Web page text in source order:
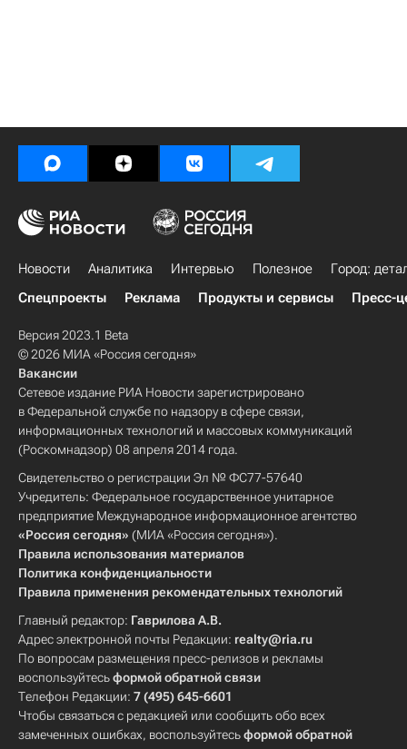
Новости Аналитика Интервью Полезное
Город:
Спецпроекты
Реклама Продукты и сервисы Пресс-
Версия 2023.1 Beta
© 2026 МИА «Россия сегодня»
Вакансии
Сетевое издание РИА Новости зарегистрировано
в Федеральной службе по надзору в сфере связи,
информационных технологий и массовых коммуникаций
(Роскомнадзор) 08 апреля 2014 года.
Свидетельство о регистрации Эл № ФС77-57640
Учредитель: Федеральное государственное унитарное
предприятие Международное информационное агентство
«Россия сегодня» (МИА «Россия сегодня»).
Правила использования материалов
Политика конфиденциальности
Правила применения рекомендательных технологий
Главный редактор: Гаврилова А.В.
Адрес электронной почты Редакции: realty@ria.ru
По вопросам размещения пресс-релизов и рекламы
воспользуйтесьформой обратной связи
Телефон Редакции: 7 (495) 645-6601
Чтобы связаться с редакцией или сообщить обо всех
замеченных ошибках, воспользуйтесьформой обратной